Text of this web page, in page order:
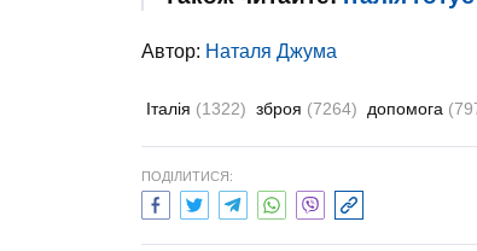
Автор: Наталя Джума
Італія (1322) зброя (7264) допомога
ПОДІЛИТИСЯ: